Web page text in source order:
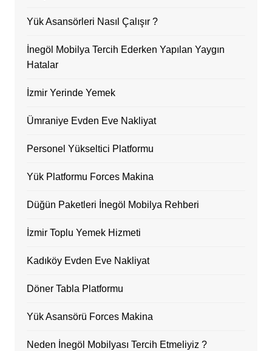
Yük Asansörleri Nasıl Çalışır ?
İnegöl Mobilya Tercih Ederken Yapılan Yaygın
Hatalar
İzmir Yerinde Yemek
Ümraniye Evden Eve Nakliyat
Personel Yükseltici Platformu
Yük Platformu Forces Makina
Düğün Paketleri İnegöl Mobilya Rehberi
İzmir Toplu Yemek Hizmeti
Kadıköy Evden Eve Nakliyat
Döner Tabla Platformu
Yük Asansörü Forces Makina
Neden İnegöl Mobilyası Tercih Etmeliyiz ?